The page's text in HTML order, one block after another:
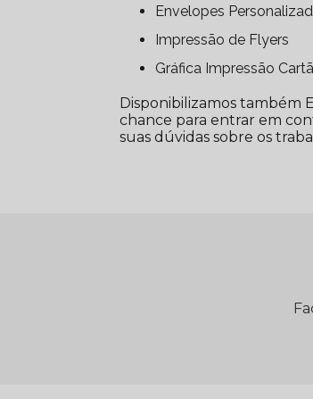
Envelopes
Impressão de Flyers
Gráfica Impressão
Disponibilizamos também
chance para entrar em
suas dúvidas sobre os